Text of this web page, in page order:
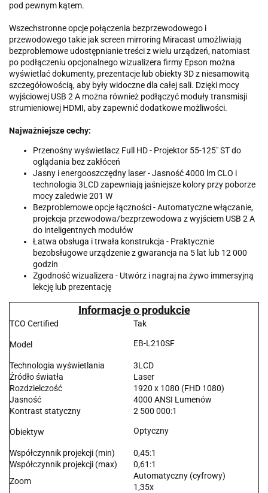
pod pewnym kątem.
Wszechstronne opcje połączenia bezprzewodowego i
przewodowego takie jak screen mirroring Miracast umożliwiają
bezproblemowe udostępnianie treści z wielu urządzeń, natomiast
po podłączeniu opcjonalnego wizualizera firmy Epson można
wyświetlać dokumenty, prezentacje lub obiekty 3D z niesamowitą
szczegółowością, aby były widoczne dla całej sali. Dzięki mocy
wyjściowej USB 2 A można również podłączyć moduły transmisji
strumieniowej HDMI, aby zapewnić dodatkowe możliwości.
Najważniejsze cechy:
Przenośny wyświetlacz Full HD - Projektor 55-125" ST do
oglądania bez zakłóceń
Jasny i energooszczędny laser - Jasność 4000 lm CLO i
technologia 3LCD zapewniają jaśniejsze kolory przy poborze
mocy zaledwie 201 W
Bezproblemowe opcje łączności - Automatyczne włączanie,
projekcja przewodowa/bezprzewodowa z wyjściem USB 2 A
do inteligentnych modułów
Łatwa obsługa i trwała konstrukcja - Praktycznie
bezobsługowe urządzenie z gwarancja na 5 lat lub 12 000
godzin
Zgodność wizualizera - Utwórz i nagraj na żywo immersyjną
lekcję lub prezentację
Informacje o produkcie
TCO Certified Tak
Model EB-L210SF
Technologia wyświetlania
3LCD
Źródło światła
Laser
Rozdzielczość
1920 x 1080 (FHD 1080)
Jasność
4000 ANSI Lumenów
Kontrast statyczny
2 500 000:1
Obiektyw Optyczny
Współczynnik projekcji (min)
0,45:1
Współczynnik projekcji (max)
0,61:1
Zoom
Automatyczny (cyfrowy)
1,35x